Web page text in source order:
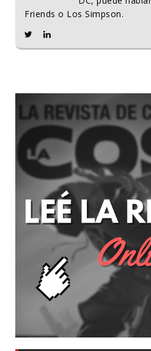
Friends o Los Simpson.